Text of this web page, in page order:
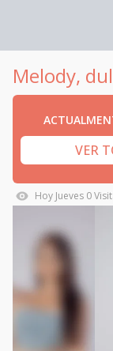
Melody,
VER
Hoy Jueves 0